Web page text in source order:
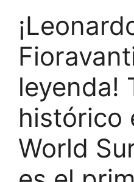
leyenda!
histórico
World